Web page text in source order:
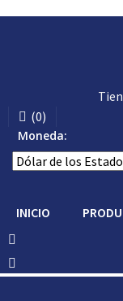
(0)
Moneda:
INICIO